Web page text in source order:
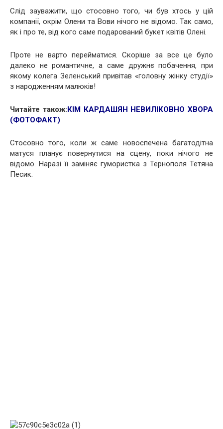
Слід зауважити, що стосовно того, чи був хтось у цій
компанії, окрім Олени та Вови нічого не відомо. Так само,
як і про те, від кого саме подарований букет квітів Олені.
Проте не варто перейматися. Скоріше за все це було
далеко не романтичне, а саме дружнє побачення, при
якому колега Зеленський привітав «головну жінку студії»
з народженням малюків!
Читайте також:КІМ КАРДАШЯН НЕВИЛІКОВНО ХВОРА
(ФОТОФАКТ)
Стосовно того, коли ж саме новоспечена багатодітна
матуся планує повернутися на сцену, поки нічого не
відомо. Наразі її заміняє гумористка з Тернополя Тетяна
Песик.